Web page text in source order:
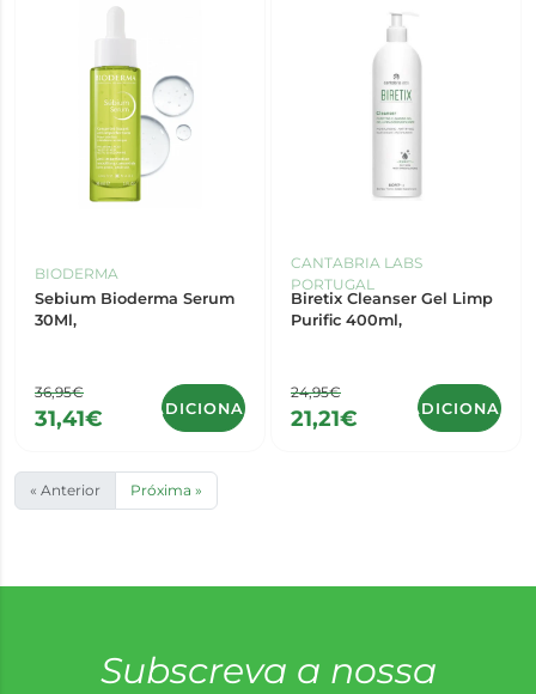
BIODERMA
Sebium Bioderma Serum
30Ml,
36,95€
31,41€ ADICIONAR
CANTABRIA LABS
PORTUGAL
Biretix Cleanser Gel Limp
Purific 400ml,
24,95€
21,21€ ADICIONAR
« Anterior Próxima »
Subscreva a nossa